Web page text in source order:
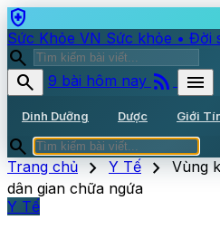
health_and_safety
Sức Khỏe VN Sức khỏe • Đời
search
search
9 bài hôm nay rss_feed menu
Dinh Dưỡng Dược Giới
search
Trang chủ chevron_right Y Tế chevron_right Vùng
dân gian chữa ngứa
Y Tế